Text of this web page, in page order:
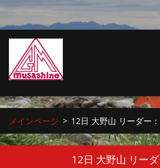
メインページ > 12日 大野山 リーダー
12日 大野山 リー